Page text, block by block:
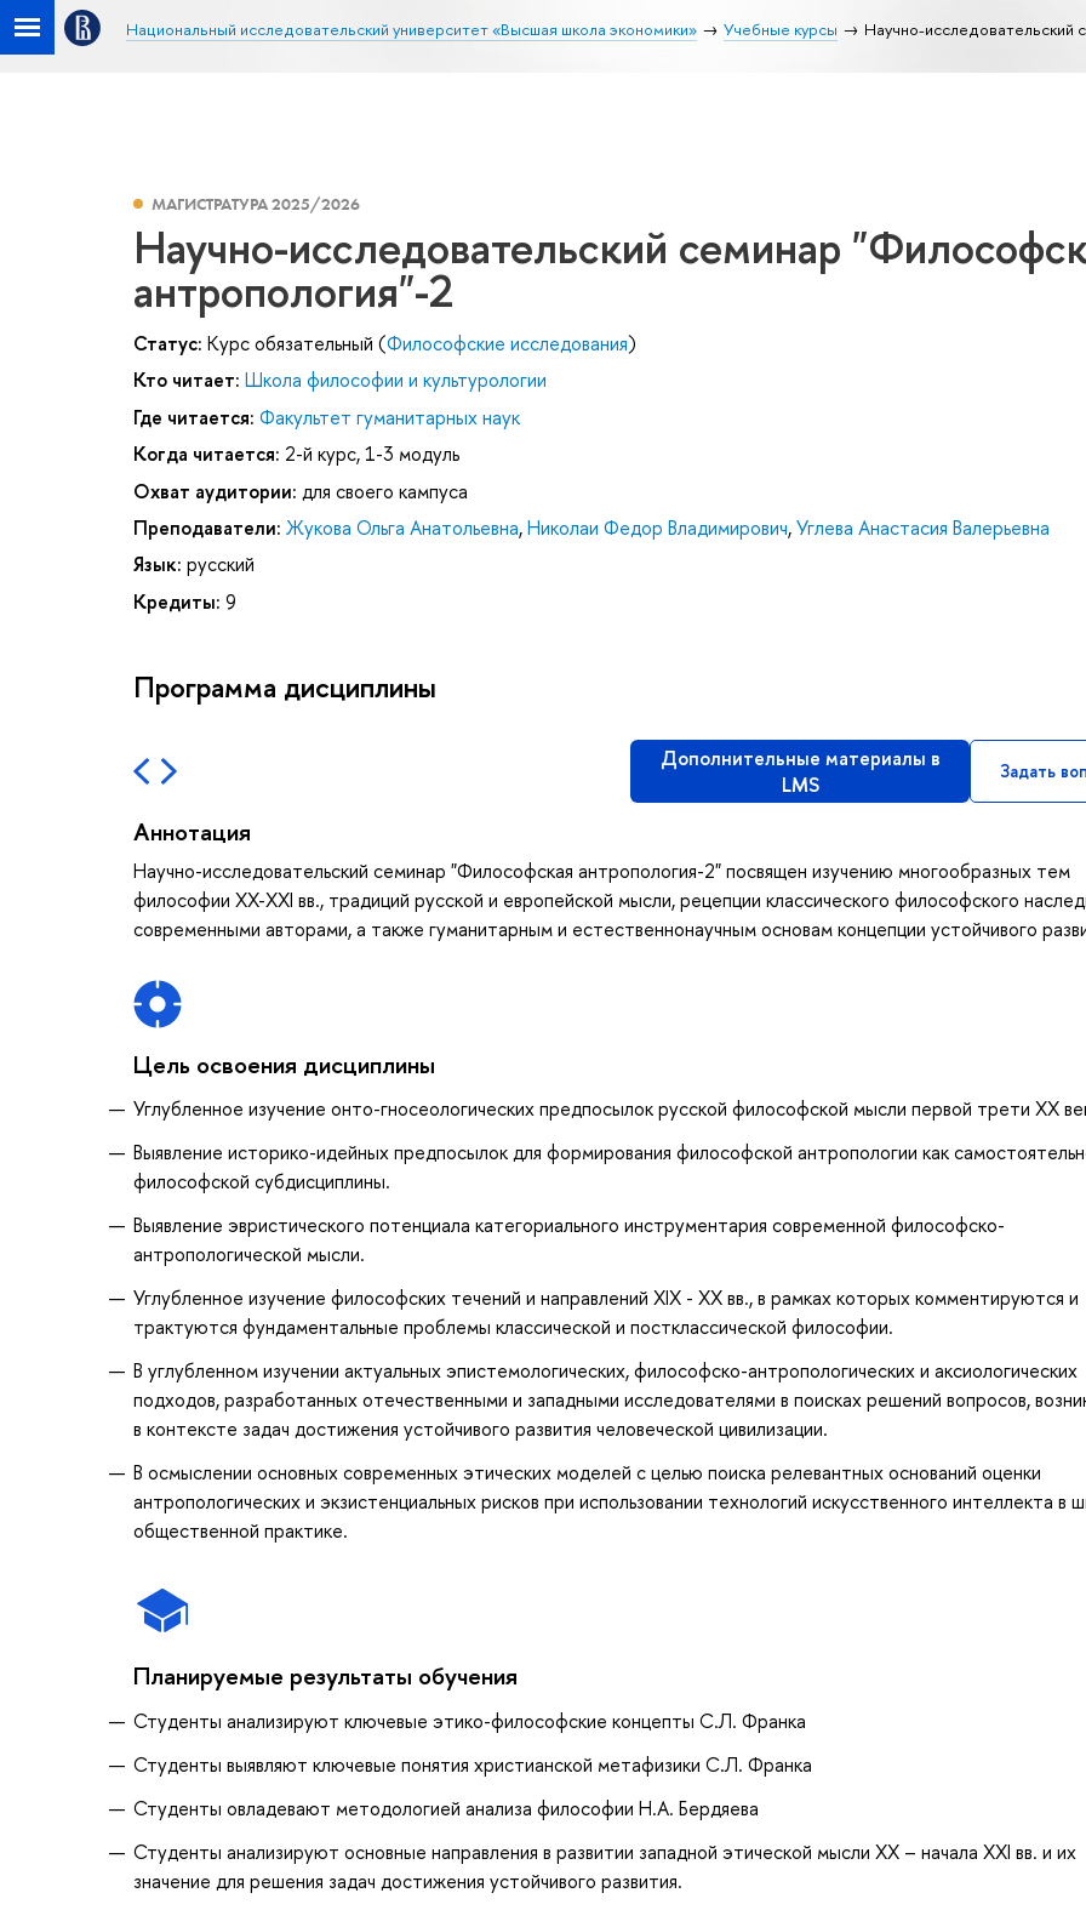
Национальный исследовательский университет «Высшая школа экономики» Учебные курсы Научно-исследовательский
МАГИСТРАТУРА 2025/2026
Научно-исследовательский семинар
антропология"-2
Статус: Курс обязательный (Философские исследования)
Кто читает: Школа философии и культурологии
Где читается: Факультет гуманитарных наук
Когда читается: 2-й курс, 1-3 модуль
Охват аудитории: для своего кампуса
Преподаватели: Жукова Ольга Анатольевна,Николаи Федор Владимирович,Углева Анастасия Валерьевна
Язык: русский
Кредиты: 9
Программа дисциплины
Дополнительные материалы в
LMS
Задать
Аннотация
Научно-исследовательский семинар "Философская антропология-2" посвящен изучению многообразных тем
философии XX-XXI вв., традиций русской и европейской мысли, рецепции классического философского
современными авторами, а также гуманитарным и естественнонаучным основам концепции устойчивого
Цель освоения дисциплины
Углубленное изучение онто-гносеологических предпосылок русской философской мысли первой трети ХХ
Выявление историко-идейных предпосылок для формирования философской антропологии как
философской субдисциплины.
Выявление эвристического потенциала категориального инструментария современной философско-
антропологической мысли.
Углубленное изучение философских течений и направлений XIX - ХХ вв., в рамках которых комментируются и
трактуются фундаментальные проблемы классической и постклассической философии.
В углубленном изучении актуальных эпистемологических, философско-антропологических и аксиологических
подходов, разработанных отечественными и западными исследователями в поисках решений вопросов,
в контексте задач достижения устойчивого развития человеческой цивилизации.
В осмыслении основных современных этических моделей с целью поиска релевантных оснований оценки
антропологических и экзистенциальных рисков при использовании технологий искусственного интеллекта в
общественной практике.
Планируемые результаты обучения
Студенты анализируют ключевые этико-философские концепты С.Л. Франка
Студенты выявляют ключевые понятия христианской метафизики С.Л. Франка
Студенты овладевают методологией анализа философии Н.А. Бердяева
Студенты анализируют основные направления в развитии западной этической мысли XX – начала XXI вв. и их
значение для решения задач достижения устойчивого развития.